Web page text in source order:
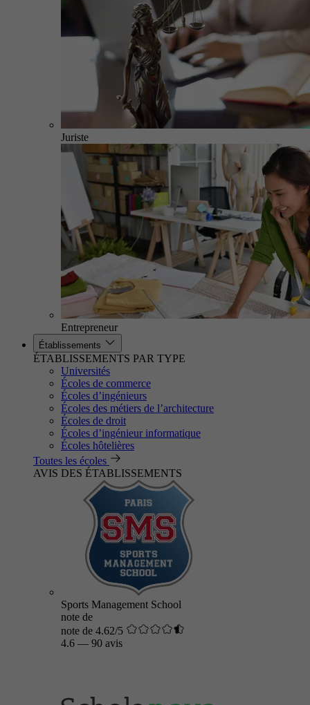
Juriste
Entrepreneur
Établissements
ÉTABLISSEMENTS PAR TYPE
Universités
Écoles de commerce
Écoles d’ingénieurs
Écoles des métiers de l’architecture
Écoles de droit
Écoles d’ingénieur informatique
Écoles hôtelières
Toutes les écoles
AVIS DES ÉTABLISSEMENTS
Sports Management School
note de
note de 4.62/5
4.6 — 90 avis